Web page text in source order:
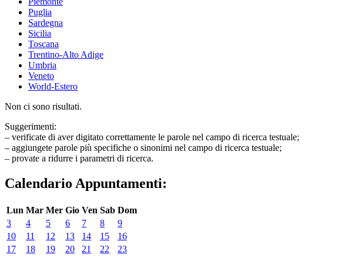
Puglia
Sardegna
Sicilia
Toscana
Trentino-Alto Adige
Umbria
Veneto
World-Estero
Non ci sono risultati.
Suggerimenti:
– verificate di aver digitato correttamente le parole nel campo di ricerca testuale;
– aggiungete parole più specifiche o sinonimi nel campo di ricerca testuale;
– provate a ridurre i parametri di ricerca.
Calendario Appuntamenti:
Lun Mar Mer Gio Ven Sab Dom
3
4 5 6 7 8
9
10
11 12 13 14 15
16
17
18 19 20 21 22 23